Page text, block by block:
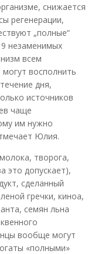
снижается
регенерации,
„полные“
незаменимых
всем
восполнить
дня,
источников
чаще
им нужно
Юлия.
творога,
это допускает),
сделанный
гречки, киноа,
семян льна
вообще могут
«полными»